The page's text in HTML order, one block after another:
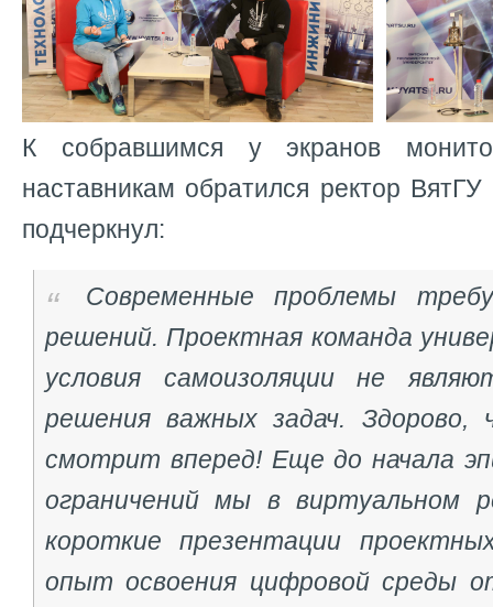
К собравшимся у экранов
наставникам обратился ректор
подчеркнул:
Современные проблемы
решений. Проектная команда
условия самоизоляции не
решения важных задач. Здорово,
смотрит вперед! Еще до начала
ограничений мы в виртуальном
короткие презентации
опыт освоения цифровой среды